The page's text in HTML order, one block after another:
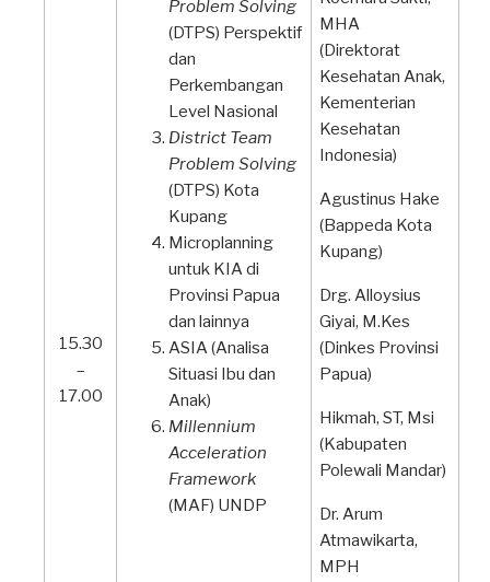
15.30
–
17.00
Problem Solving
(DTPS) Perspektif
dan
Perkembangan
Level Nasional
District Team
Problem Solving
(DTPS) Kota
Kupang
Microplanning
untuk KIA di
Provinsi Papua
dan lainnya
ASIA (Analisa
Situasi Ibu dan
Anak)
Millennium
Acceleration
Framework
(MAF) UNDP
MHA
(Direktorat
Kesehatan Anak,
Kementerian
Kesehatan
Indonesia)
Agustinus Hake
(Bappeda Kota
Kupang)
Drg. Alloysius
Giyai, M.Kes
(Dinkes Provinsi
Papua)
Hikmah, ST, Msi
(Kabupaten
Polewali Mandar)
Dr. Arum
Atmawikarta,
MPH